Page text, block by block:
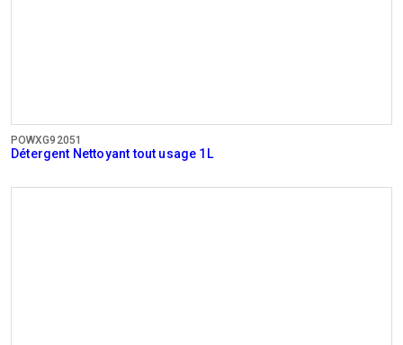
POWXG92051
Détergent Nettoyant tout usage 1L